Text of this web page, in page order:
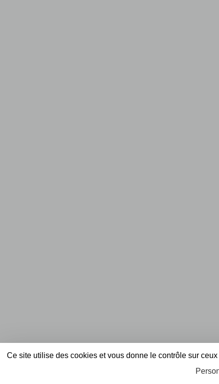
Ce site utilise des cookies et vous donne le contrôle sur